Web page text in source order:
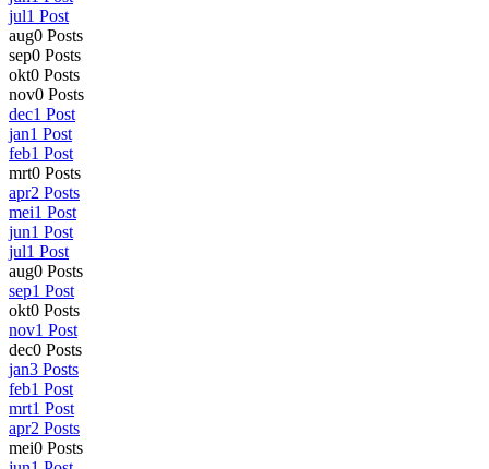
jul1 Post
aug0 Posts
sep0 Posts
okt0 Posts
nov0 Posts
dec1 Post
jan1 Post
feb1 Post
mrt0 Posts
apr2 Posts
mei1 Post
jun1 Post
jul1 Post
aug0 Posts
sep1 Post
okt0 Posts
nov1 Post
dec0 Posts
jan3 Posts
feb1 Post
mrt1 Post
apr2 Posts
mei0 Posts